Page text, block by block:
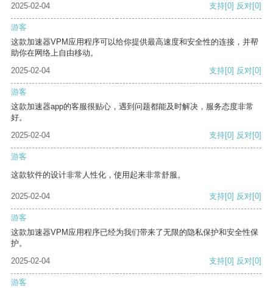
2025-02-04 支持[0] 反对[0]
游客
这款加速器VPM应用程序可以给你提供最高速度和安全性的连接，并帮
助你在网络上自由移动。
2025-02-04
支持[0] 反对[0]
游客
这款加速器app的客服很贴心，遇到问题都能及时解决，服务态度非常
好。
2025-02-04
支持[0] 反对[0]
游客
这款软件的设计非常人性化，使用起来非常舒服。
2025-02-04 支持[0] 反对[0]
游客
这款加速器VPM应用程序已经为我们带来了无限的隐私保护和安全性保
护。
2025-02-04
支持[0] 反对[0]
游客